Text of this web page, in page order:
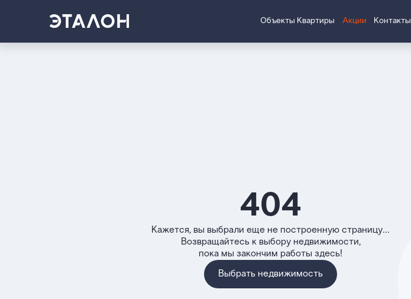
Объекты Квартиры Акции Контакты
404
Кажется, вы выбрали еще не построенную страницу...
Возвращайтесь к выбору недвижимости,
пока мы закончим работы здесь!
Выбрать недвижимость